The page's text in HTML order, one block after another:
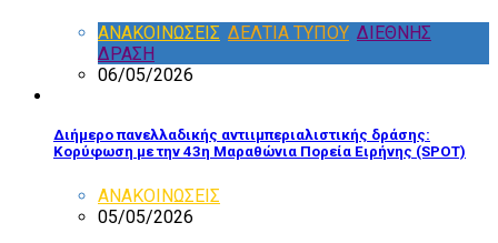
ΑΝΑΚΟΙΝΩΣΕΙΣ ΔΕΛΤΙΑ ΤΥΠΟΥ ΔΙΕΘΝΗΣ
ΔΡΑΣΗ
06/05/2026
Διήμερο πανελλαδικής αντιιμπεριαλιστικής δράσης:
Κορύφωση με την 43η Μαραθώνια Πορεία Ειρήνης (SPOT)
ΑΝΑΚΟΙΝΩΣΕΙΣ
05/05/2026